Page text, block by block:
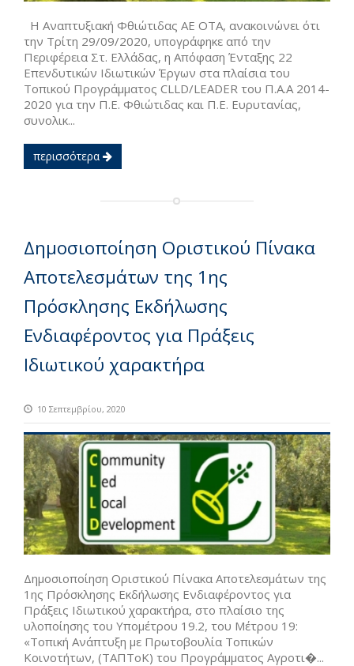
Η Αναπτυξιακή Φθιώτιδας ΑΕ ΟΤΑ, ανακοινώνει ότι
την Τρίτη 29/09/2020, υπογράφηκε από την
Περιφέρεια Στ. Ελλάδας, η Απόφαση Ένταξης 22
Επενδυτικών Ιδιωτικών Έργων στα πλαίσια του
Τοπικού Προγράμματος CLLD/LEADER του Π.Α.Α 2014-
2020 για την Π.Ε. Φθιώτιδας και Π.Ε. Ευρυτανίας,
συνολικ...
περισσότερα
Δημοσιοποίηση Οριστικού Πίνακα
Αποτελεσμάτων της 1ης
Πρόσκλησης Εκδήλωσης
Ενδιαφέροντος για Πράξεις
Ιδιωτικού χαρακτήρα
10 Σεπτεμβρίου, 2020
Δημοσιοποίηση Οριστικού Πίνακα Αποτελεσμάτων της
1ης Πρόσκλησης Εκδήλωσης Ενδιαφέροντος για
Πράξεις Ιδιωτικού χαρακτήρα, στο πλαίσιο της
υλοποίησης του Υπομέτρου 19.2, του Μέτρου 19:
«Τοπική Ανάπτυξη με Πρωτοβουλία Τοπικών
Κοινοτήτων, (ΤΑΠΤοΚ) του Προγράμματος Αγροτι�...